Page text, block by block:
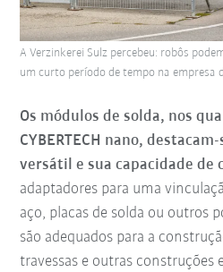
Os módulos de solda, nos
CYBERTECH nano,
versátil e sua capacidade de
adaptadores para uma
aço, placas de solda ou outros
são adequados para a
travessas e outras construções
A Verzinkerei Sulz percebeu: robôs
um curto período de tempo na empresa